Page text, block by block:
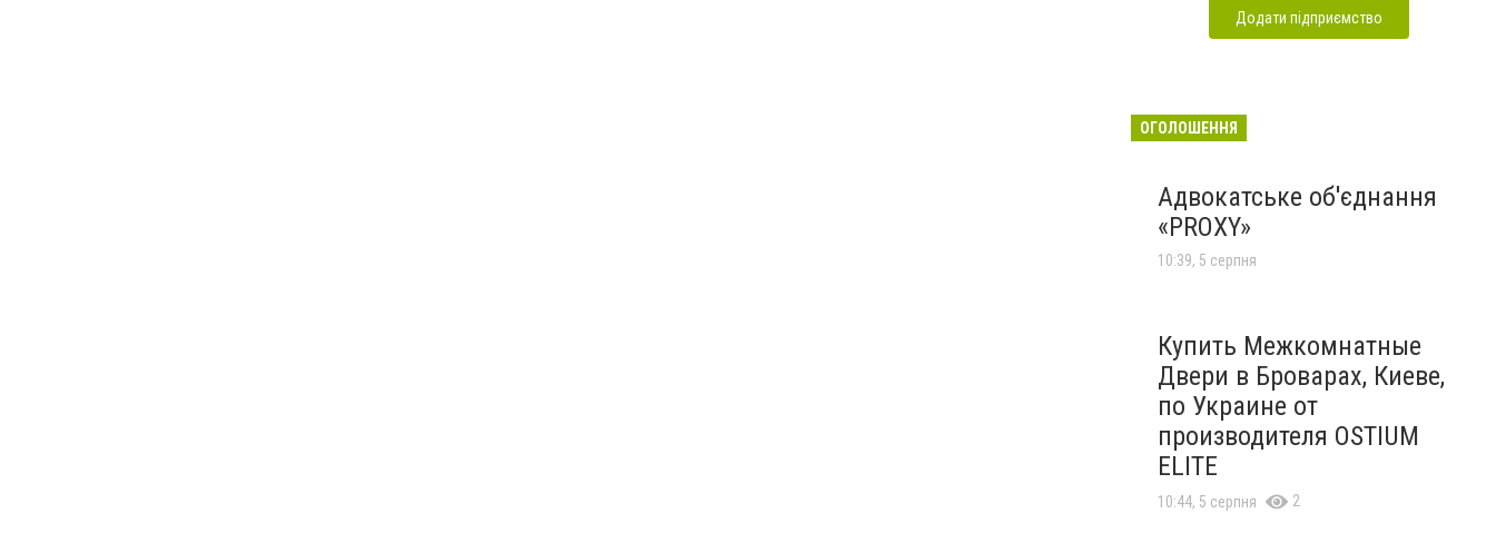
Додати підприємство
ОГОЛОШЕННЯ
Адвокатське об'єднання
«PROXY»
10:39, 5 серпня
Купить Межкомнатные
Двери в Броварах, Киеве,
по Украине от
производителя OSTIUM
ELITE
10:44, 5 серпня 2